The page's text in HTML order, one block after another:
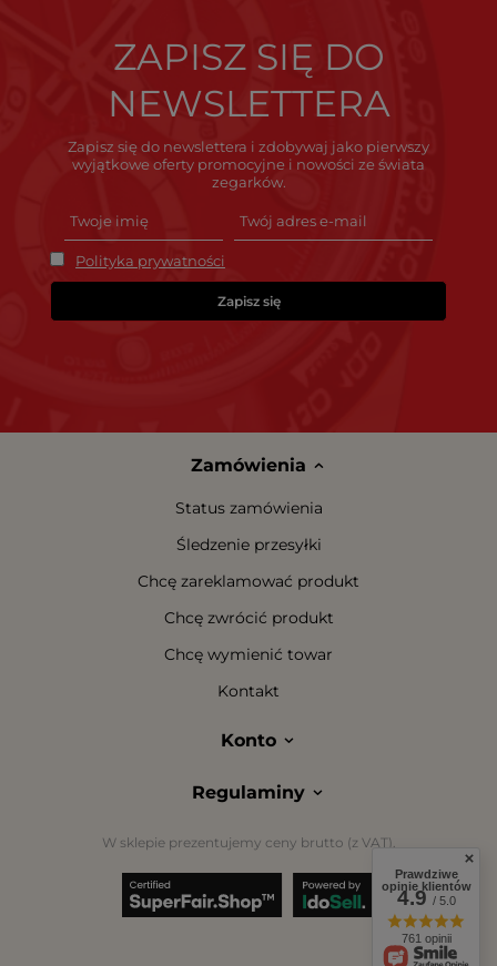
ZAPISZ SIĘ DO
NEWSLETTERA
Zapisz się do newslettera i zdobywaj jako pierwszy
wyjątkowe oferty promocyjne i nowości ze świata
zegarków.
Polityka prywatności
Zapisz się
Zamówienia
Status zamówienia
Śledzenie przesyłki
Chcę zareklamować produkt
Chcę zwrócić produkt
Chcę wymienić towar
Kontakt
Konto
Regulaminy
W sklepie prezentujemy ceny brutto (z VAT).
Prawdziwe
opinie klientów
4.9/ 5.0
761 opinii